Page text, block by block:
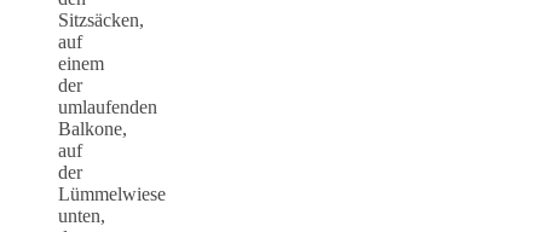
Sitzsäcken,
auf
einem
der
umlaufenden
Balkone,
auf
der
Lümmelwiese
unten,